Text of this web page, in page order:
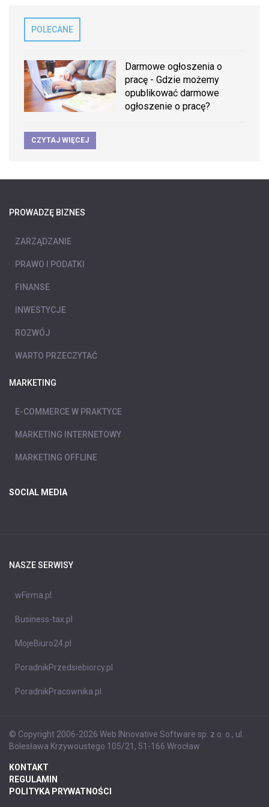
POLECANE
Darmowe ogłoszenia o
pracę - Gdzie możemy
opublikować darmowe
ogłoszenie o pracę?
CZYTAJ WIĘCEJ
PROWADZĘ BIZNES
ZARZĄDZANIE
PRAWO I PODATKI
FINANSE
INWESTYCJE
ROZWÓJ
WARTO PRZECZYTAĆ
MARKETING
E-COMMERCE W PRAKTYCE
MARKETING INTERNETOWY
MARKETING OFFLINE
SOCIAL MEDIA
NASZE SERWISY
wFirma.pl
Business-tax.pl
MojeBiuro24.pl
PoradnikPrzedsiebiorcy.pl
PoradnikPracownika.pl
© Copyright 2006-2026 Web INnovative Software sp. z o. o., ul.
Bolesława Krzywoustego 105/21, 51-166 Wrocław
KONTAKT
REGULAMIN
POLITYKA PRYWATNOŚCI